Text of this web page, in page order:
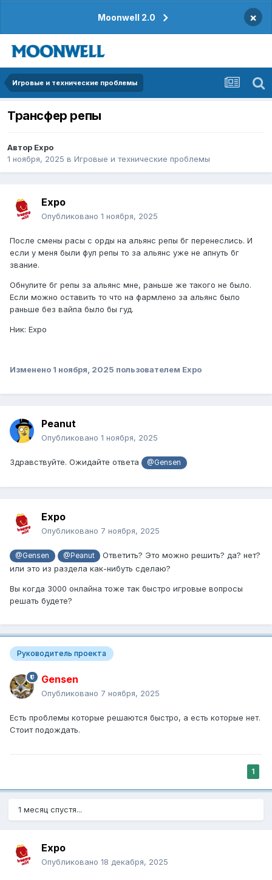
Moonwell 2.0 ×
Игровые и технические проблемы
Трансфер репы
Автор Expo
1 ноября, 2025 в Игровые и технические проблемы
Expo
Опубликовано 1 ноября, 2025
После смены расы с орды на альянс репы бг перенеслись. И
если у меня были фул репы то за альянс уже не апнуть бг
звание.
Обнулите бг репы за альянс мне, раньше же такого не было.
Если можно оставить то что на фармлено за альянс было
раньше без вайпа было бы гуд.
Ник: Expo
Изменено 1 ноября, 2025 пользователем Expo
Peanut
Опубликовано 1 ноября, 2025
Здравствуйте. Ожидайте ответа @Gensen
Expo
Опубликовано 7 ноября, 2025
@Gensen @Peanut
Ответить? Это можно решить? да? нет?
или это из раздела как-нибуть сделаю?
Вы когда 3000 онлайна тоже так быстро игровые вопросы
решать будете?
Руководитель проекта
Gensen
Опубликовано 7 ноября, 2025
Есть проблемы которые решаются быстро, а есть которые нет.
Стоит подождать.
1
1 месяц спустя...
Expo
Опубликовано 18 декабря, 2025